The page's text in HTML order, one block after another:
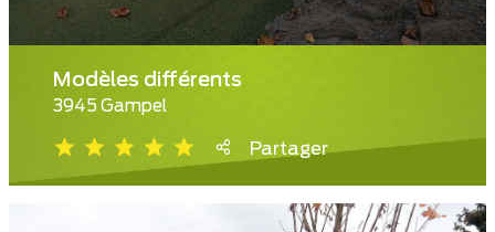
Modèles différents
3945 Gampel
Partager